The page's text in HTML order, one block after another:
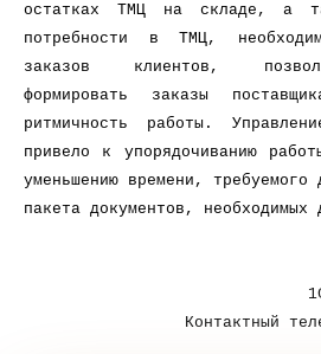
остатках ТМЦ на складе, а
потребности в ТМЦ,
заказов клиентов,
формировать заказы
ритмичность работы.
привело к упорядочиванию
уменьшению времени, требуемого
пакета документов, необходимых
Контактный